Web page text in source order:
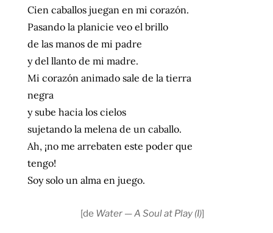
Cien caballos juegan en mi corazón.
Pasando la planicie veo el brillo
de las manos de mi padre
y del llanto de mi madre.
Mi corazón animado sale de la tierra
negra
y sube hacia los cielos
sujetando la melena de un caballo.
Ah, ¡no me arrebaten este poder que
tengo!
Soy solo un alma en juego.
[de Water — A Soul at Play (I)]